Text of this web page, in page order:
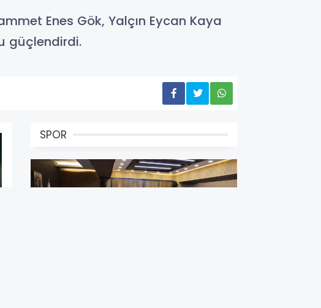
Enes Gök, Yalçın Eycan Kaya
güçlendirdi.
SPOR